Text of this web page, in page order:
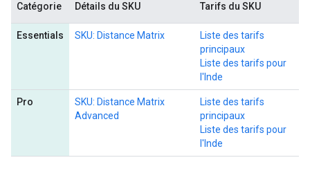
Catégorie Détails du SKU Tarifs du SKU
Essentials SKU: Distance Matrix
Liste des tarifs
principaux
Liste des tarifs pour
l'Inde
Pro
SKU: Distance Matrix
Advanced
Liste des tarifs
principaux
Liste des tarifs pour
l'Inde